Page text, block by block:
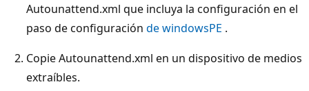
Autounattend.xml que incluya la configuración en el
paso de configuración de windowsPE .
Copie Autounattend.xml en un dispositivo de medios
extraíbles.